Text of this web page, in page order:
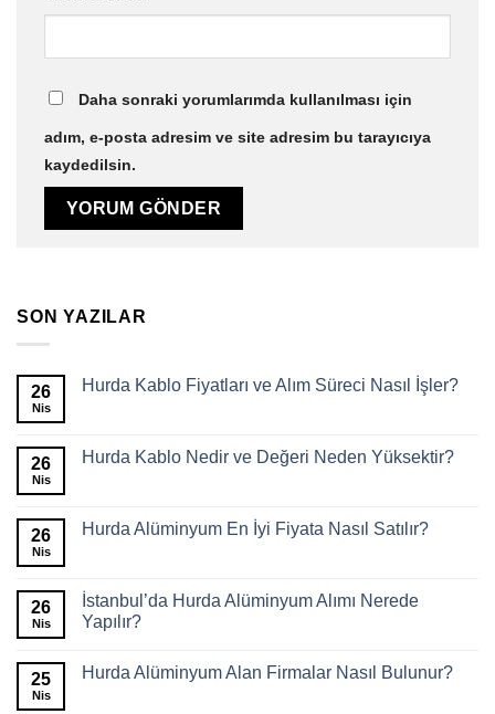
Daha sonraki yorumlarımda kullanılması için
adım, e-posta adresim ve site adresim bu tarayıcıya
kaydedilsin.
SON YAZILAR
26
Nis
Hurda Kablo Fiyatları ve Alım Süreci Nasıl İşler?
26
Nis
Hurda Kablo Nedir ve Değeri Neden Yüksektir?
26
Nis
Hurda Alüminyum En İyi Fiyata Nasıl Satılır?
26
Nis
İstanbul’da Hurda Alüminyum Alımı Nerede
Yapılır?
25
Nis
Hurda Alüminyum Alan Firmalar Nasıl Bulunur?